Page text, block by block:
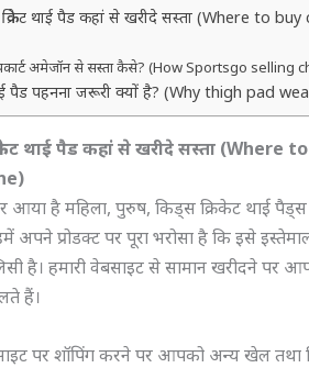
थाई पैड कहां से खरीदे सस्ता (Where to
अमेजॉन से सस्ता कैसे? (How Sportsgo
पैड पहनना जरूरी क्यों है? (Why thigh pad
थाई पैड कहां से खरीदे सस्ता
आया है महिला, पुरुष, किड्स क्रिकेट थाई
अपने प्रोडक्ट पर पूरा भरोसा है कि इसे
है। हमारी वेबसाइट से सामान खरीदने पर
हैं।
पर शॉपिंग करने पर आपको अन्य खेल